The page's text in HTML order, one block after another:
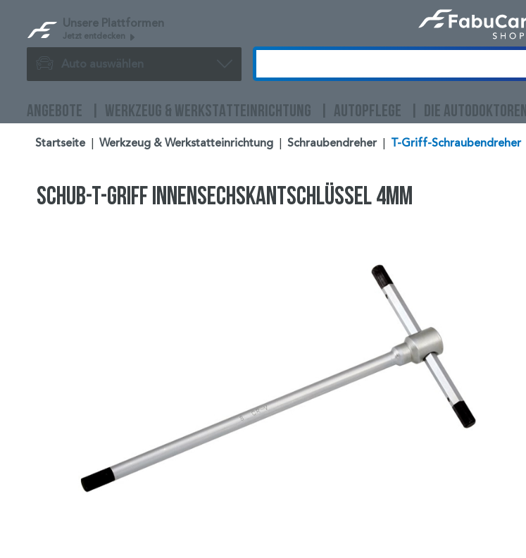
Unsere Plattformen
Jetzt entdecken
Auto auswählen
ANGEBOTE WERKZEUG & WERKSTATTEINRICHTUNG AUTOPFLEGE DIE AUTODOKTOREN
Startseite Werkzeug & Werkstatteinrichtung Schraubendreher T-Griff-Schraubendreher
Schub-T-Griff Innensechskantschlüssel 4mm